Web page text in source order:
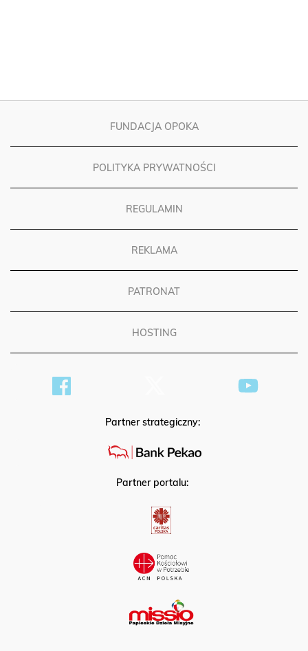
FUNDACJA OPOKA
POLITYKA PRYWATNOŚCI
REGULAMIN
REKLAMA
PATRONAT
HOSTING
Partner strategiczny:
Partner portalu: